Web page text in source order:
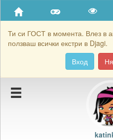
Ти си ГОСТ в момента. Влез в
ползваш всички екстри в Djagi.
Вход
Приятели
Хронология на игри
Подаръците на katinkaka
Картичките на katinkaka